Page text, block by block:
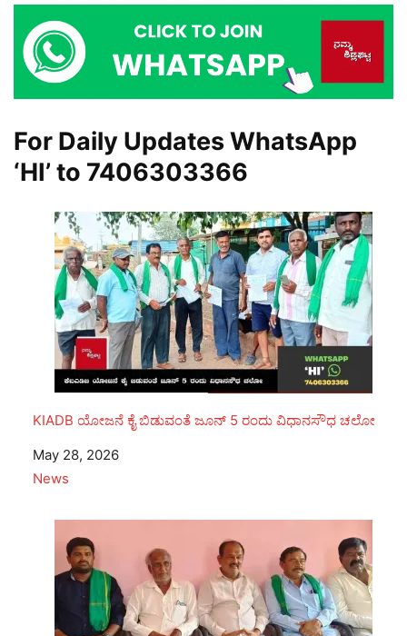
For Daily Updates WhatsApp
‘HI’ to 7406303366
KIADB ಯೋಜನೆ ಕೈ ಬಿಡುವಂತೆ ಜೂನ್ 5 ರಂದು ವಿಧಾನಸೌಧ ಚಲೋ
Date
May 28, 2026
In relation to
News